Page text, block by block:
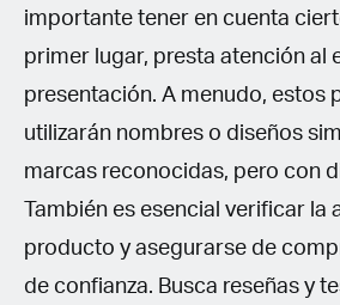
importante tener en cuenta
primer lugar, presta atención al
presentación. A menudo, estos
utilizarán nombres o diseños
marcas reconocidas, pero con
También es esencial verificar la
producto y asegurarse de
de confianza. Busca reseñas y